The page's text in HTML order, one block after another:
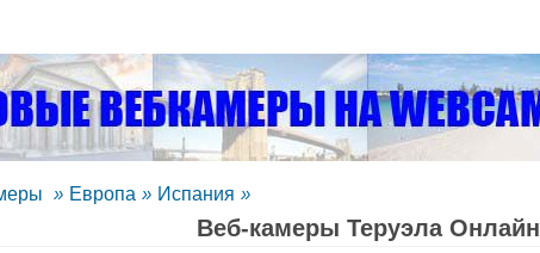
» Европа » Испания »
Веб-камеры Теруэла Oнлайн